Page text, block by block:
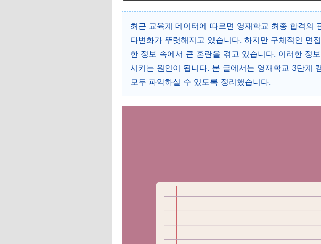
최근 교육계 데이터에 따르면 영재학교 최종 합격의
다변화가 뚜렷해지고 있습니다. 하지만 구체적인 면
한 정보 속에서 큰 혼란을 겪고 있습니다. 이러한 정
시키는 원인이 됩니다. 본 글에서는 영재학교 3단계
모두 파악하실 수 있도록 정리했습니다.